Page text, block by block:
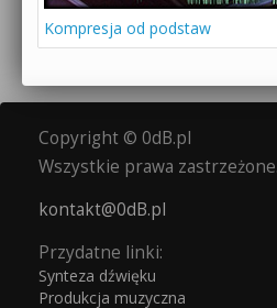
Kompresja od podstaw
Copyright © 0dB.pl
Wszystkie prawa zastrzeżone.
kontakt@0dB.pl
Przydatne linki:
Synteza dźwięku
Produkcja muzyczna